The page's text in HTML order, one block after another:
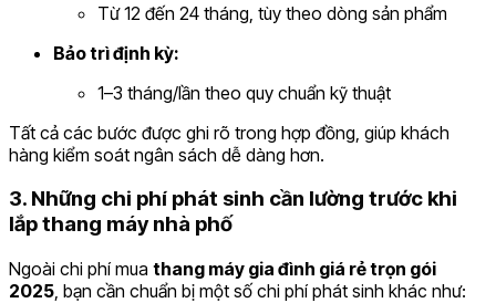
Từ 12 đến 24 tháng, tùy theo dòng sản phẩm
Bảo trì định kỳ:
1–3 tháng/lần theo quy chuẩn kỹ thuật
Tất cả các bước được ghi rõ trong hợp đồng, giúp khách
hàng kiểm soát ngân sách dễ dàng hơn.
3. Những chi phí phát sinh cần lường trước khi
lắp thang máy nhà phố
Ngoài chi phí mua thang máy gia đình giá rẻ trọn gói
2025, bạn cần chuẩn bị một số chi phí phát sinh khác như: